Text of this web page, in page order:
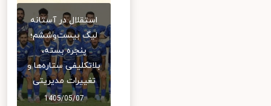
استقلال در آستانه
لیگ بیست‌وششم؛
پنجره بسته،
بلاتکلیفی ستاره‌ها و
تغییرات مدیریتی
1405/05/07